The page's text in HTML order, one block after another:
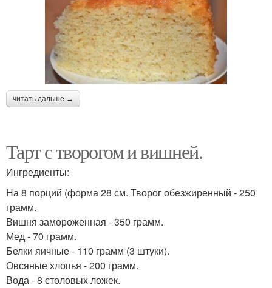
читать дальше →
Тарт с творогом и вишней.
Ингредиенты:
На 8 порций (форма 28 см. Творог обезжиренный - 250
грамм.
Вишня замороженная - 350 грамм.
Мед - 70 грамм.
Белки яичные - 110 грамм (3 штуки).
Овсяные хлопья - 200 грамм.
Вода - 8 столовых ложек.